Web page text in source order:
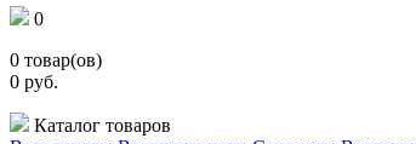
0
0 товар(ов)
0 руб.
Каталог товаров